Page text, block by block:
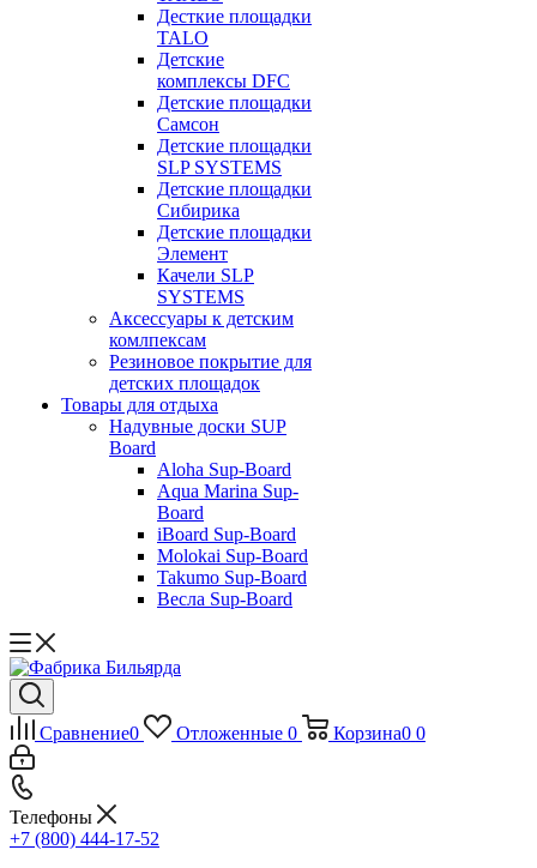
Десткие площадки
TALO
Детские
комплексы DFC
Детские площадки
Самсон
Детские площадки
SLP SYSTEMS
Детские площадки
Сибирика
Детские площадки
Элемент
Качели SLP
SYSTEMS
Аксессуары к детским
комлпексам
Резиновое покрытие для
детских площадок
Товары для отдыха
Надувные доски SUP
Board
Aloha Sup-Board
Aqua Marina Sup-
Board
iBoard Sup-Board
Molokai Sup-Board
Takumo Sup-Board
Весла Sup-Board
Сравнение0 Отложенные 0 Корзина0 0
Телефоны
+7 (800) 444-17-52